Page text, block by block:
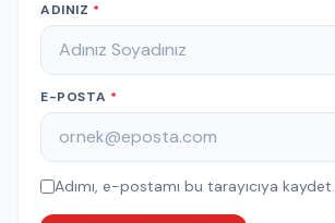
ADINIZ *
E-POSTA *
Adımı, e-postamı bu tarayıcıya kaydet.